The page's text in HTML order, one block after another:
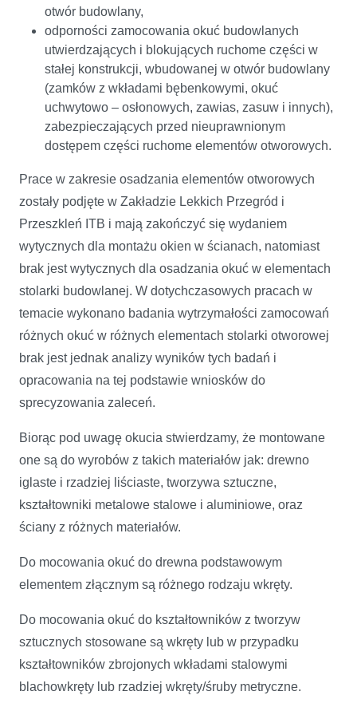
otwór budowlany,
odporności zamocowania okuć budowlanych
utwierdzających i blokujących ruchome części w
stałej konstrukcji, wbudowanej w otwór budowlany
(zamków z wkładami bębenkowymi, okuć
uchwytowo – osłonowych, zawias, zasuw i innych),
zabezpieczających przed nieuprawnionym
dostępem części ruchome elementów otworowych.
Prace w zakresie osadzania elementów otworowych
zostały podjęte w Zakładzie Lekkich Przegród i
Przeszkleń ITB i mają zakończyć się wydaniem
wytycznych dla montażu okien w ścianach, natomiast
brak jest wytycznych dla osadzania okuć w elementach
stolarki budowlanej. W dotychczasowych pracach w
temacie wykonano badania wytrzymałości zamocowań
różnych okuć w różnych elementach stolarki otworowej
brak jest jednak analizy wyników tych badań i
opracowania na tej podstawie wniosków do
sprecyzowania zaleceń.
Biorąc pod uwagę okucia stwierdzamy, że montowane
one są do wyrobów z takich materiałów jak: drewno
iglaste i rzadziej liściaste, tworzywa sztuczne,
kształtowniki metalowe stalowe i aluminiowe, oraz
ściany z różnych materiałów.
Do mocowania okuć do drewna podstawowym
elementem złącznym są różnego rodzaju wkręty.
Do mocowania okuć do kształtowników z tworzyw
sztucznych stosowane są wkręty lub w przypadku
kształtowników zbrojonych wkładami stalowymi
blachowkręty lub rzadziej wkręty/śruby metryczne.